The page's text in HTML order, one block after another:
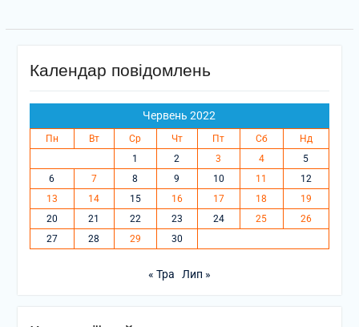
Календар повідомлень
Червень 2022
Пн Вт Ср Чт Пт Сб
Нд
1
2 3 4
5
6
7 8 9 10 11
12
13
14 15 16 17 18
19
20
21 22 23 24 25
26
27
28 29 30
« Тра Лип »